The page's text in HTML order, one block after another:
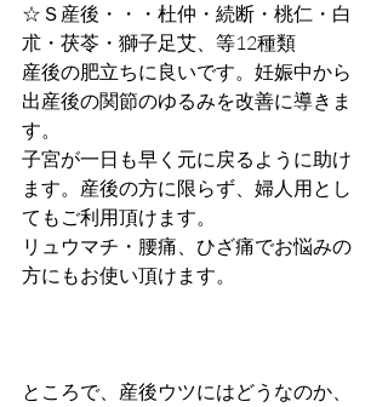
☆Ｓ産後・・・杜仲・続断・桃仁・白
朮・茯苓・獅子足艾、等12種類
産後の肥立ちに良いです。妊娠中から
出産後の関節のゆるみを改善に導きま
す。
子宮が一日も早く元に戻るように助け
ます。産後の方に限らず、婦人用とし
てもご利用頂けます。
リュウマチ・腰痛、ひざ痛でお悩みの
方にもお使い頂けます。
ところで、産後ウツにはどうなのか、